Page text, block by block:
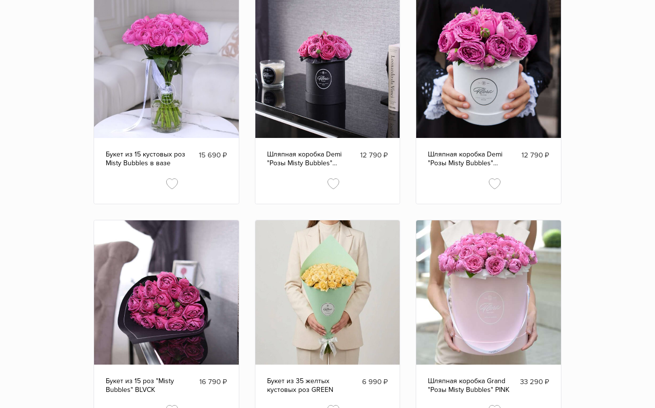
Букет из 15 кустовых роз
Misty Bubbles в вазе
15 690₽
Шляпная коробка Demi
"Розы Misty Bubbles"
12 790 ₽
Шляпная коробка Demi
"Розы Misty Bubbles"
12 790₽
Букет из 15 роз "Misty
Bubbles" BLVCK
16 790₽
Букет из 35 желтых
кустовых роз GREEN
6 990 ₽
Шляпная коробка Grand
"Розы Misty Bubbles" PINK
33 290₽